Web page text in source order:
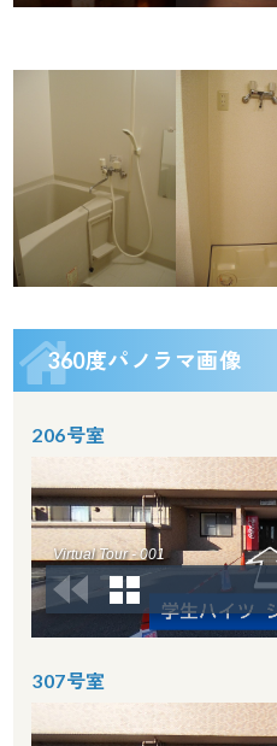
360度パノラマ画像
206号室
307号室